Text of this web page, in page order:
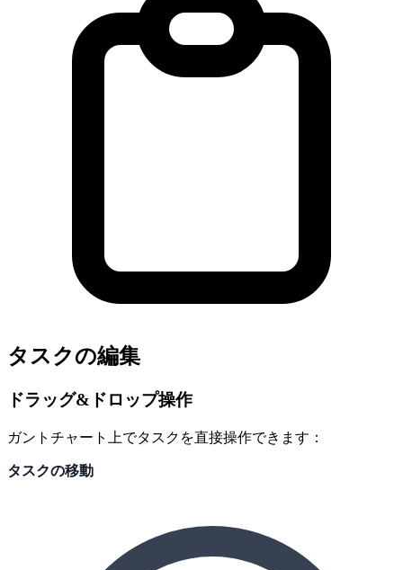
タスクの編集
ドラッグ&ドロップ操作
ガントチャート上でタスクを直接操作できます：
タスクの移動